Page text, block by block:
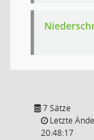
7 Sätze
Letzte
20:48:17